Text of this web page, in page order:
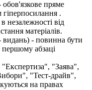
обов'язкове пряме
.
незалежності від
матеріалів.
видань) - повинна бути
першому абзаці
"Заява",
"Тест-драйв",
на правах